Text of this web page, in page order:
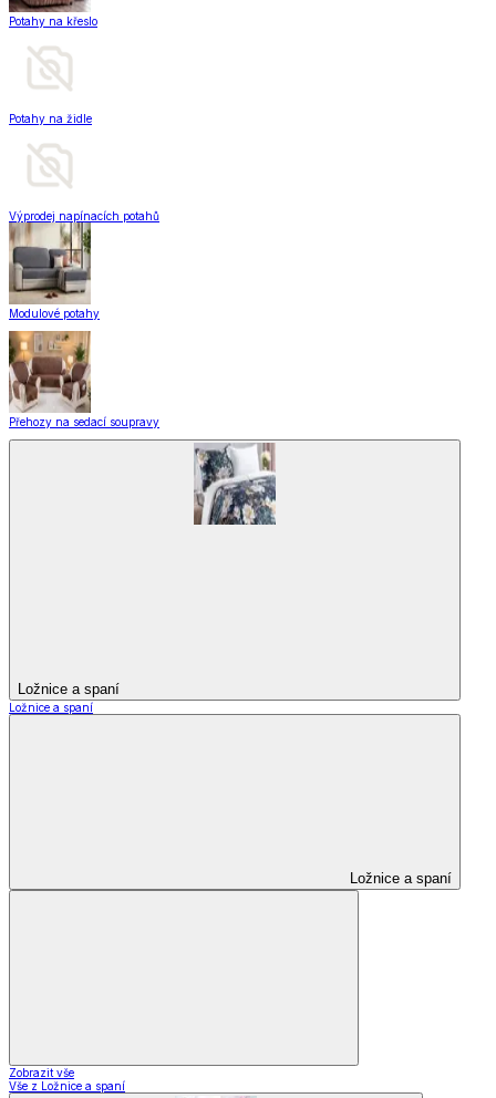
Potahy na křeslo
Potahy na židle
Výprodej napínacích potahů
Modulové potahy
Přehozy na sedací soupravy
Ložnice a spaní
Ložnice a spaní
Ložnice a spaní
Zobrazit vše
Vše z Ložnice a spaní